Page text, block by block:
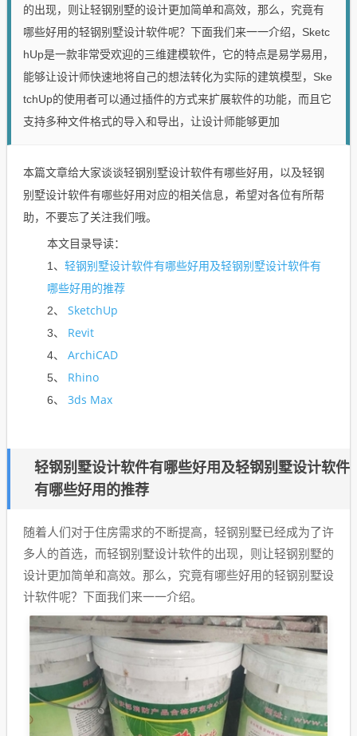
的出现，则让轻钢别墅的设计更加简单和高效，那么，究竟有
哪些好用的轻钢别墅设计软件呢？下面我们来一一介绍，Sketc
hUp是一款非常受欢迎的三维建模软件，它的特点是易学易用，
能够让设计师快速地将自己的想法转化为实际的建筑模型，Ske
tchUp的使用者可以通过插件的方式来扩展软件的功能，而且它
支持多种文件格式的导入和导出，让设计师能够更加
本篇文章给大家谈谈轻钢别墅设计软件有哪些好用，以及轻钢
别墅设计软件有哪些好用对应的相关信息，希望对各位有所帮
助，不要忘了关注我们哦。
本文目录导读：
1、 轻钢别墅设计软件有哪些好用及轻钢别墅设计软件有
哪些好用的推荐
2、 SketchUp
3、 Revit
4、 ArchiCAD
5、 Rhino
6、 3ds Max
轻钢别墅设计软件有哪些好用及轻钢别墅设计软件
有哪些好用的推荐
随着人们对于住房需求的不断提高，轻钢别墅已经成为了许
多人的首选，而轻钢别墅设计软件的出现，则让轻钢别墅的
设计更加简单和高效。那么，究竟有哪些好用的轻钢别墅设
计软件呢？下面我们来一一介绍。